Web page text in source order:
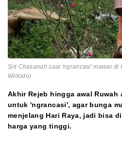
Siti Chasanah saat 'ngrancasi' mawar di
Widodo)
Akhir Rejeb hingga awal Ruwah
untuk 'ngrancasi', agar bunga
menjelang Hari Raya, jadi bisa
harga yang tinggi.